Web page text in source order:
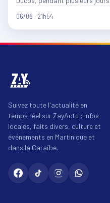
06/08 · 21h54
Suivez toute l'actualité en
temps réel sur ZayActu : infos
locales, faits divers, culture et
événements en Martinique et
dans la Caraïbe.